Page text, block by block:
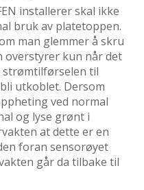
installerer skal ikke
bruk av platetoppen.
man glemmer å skru
overstyrer kun når det
til
utkoblet. Dersom
ved normal
og lyse grønt i
at dette er en
foran sensorøyet
går da tilbake til